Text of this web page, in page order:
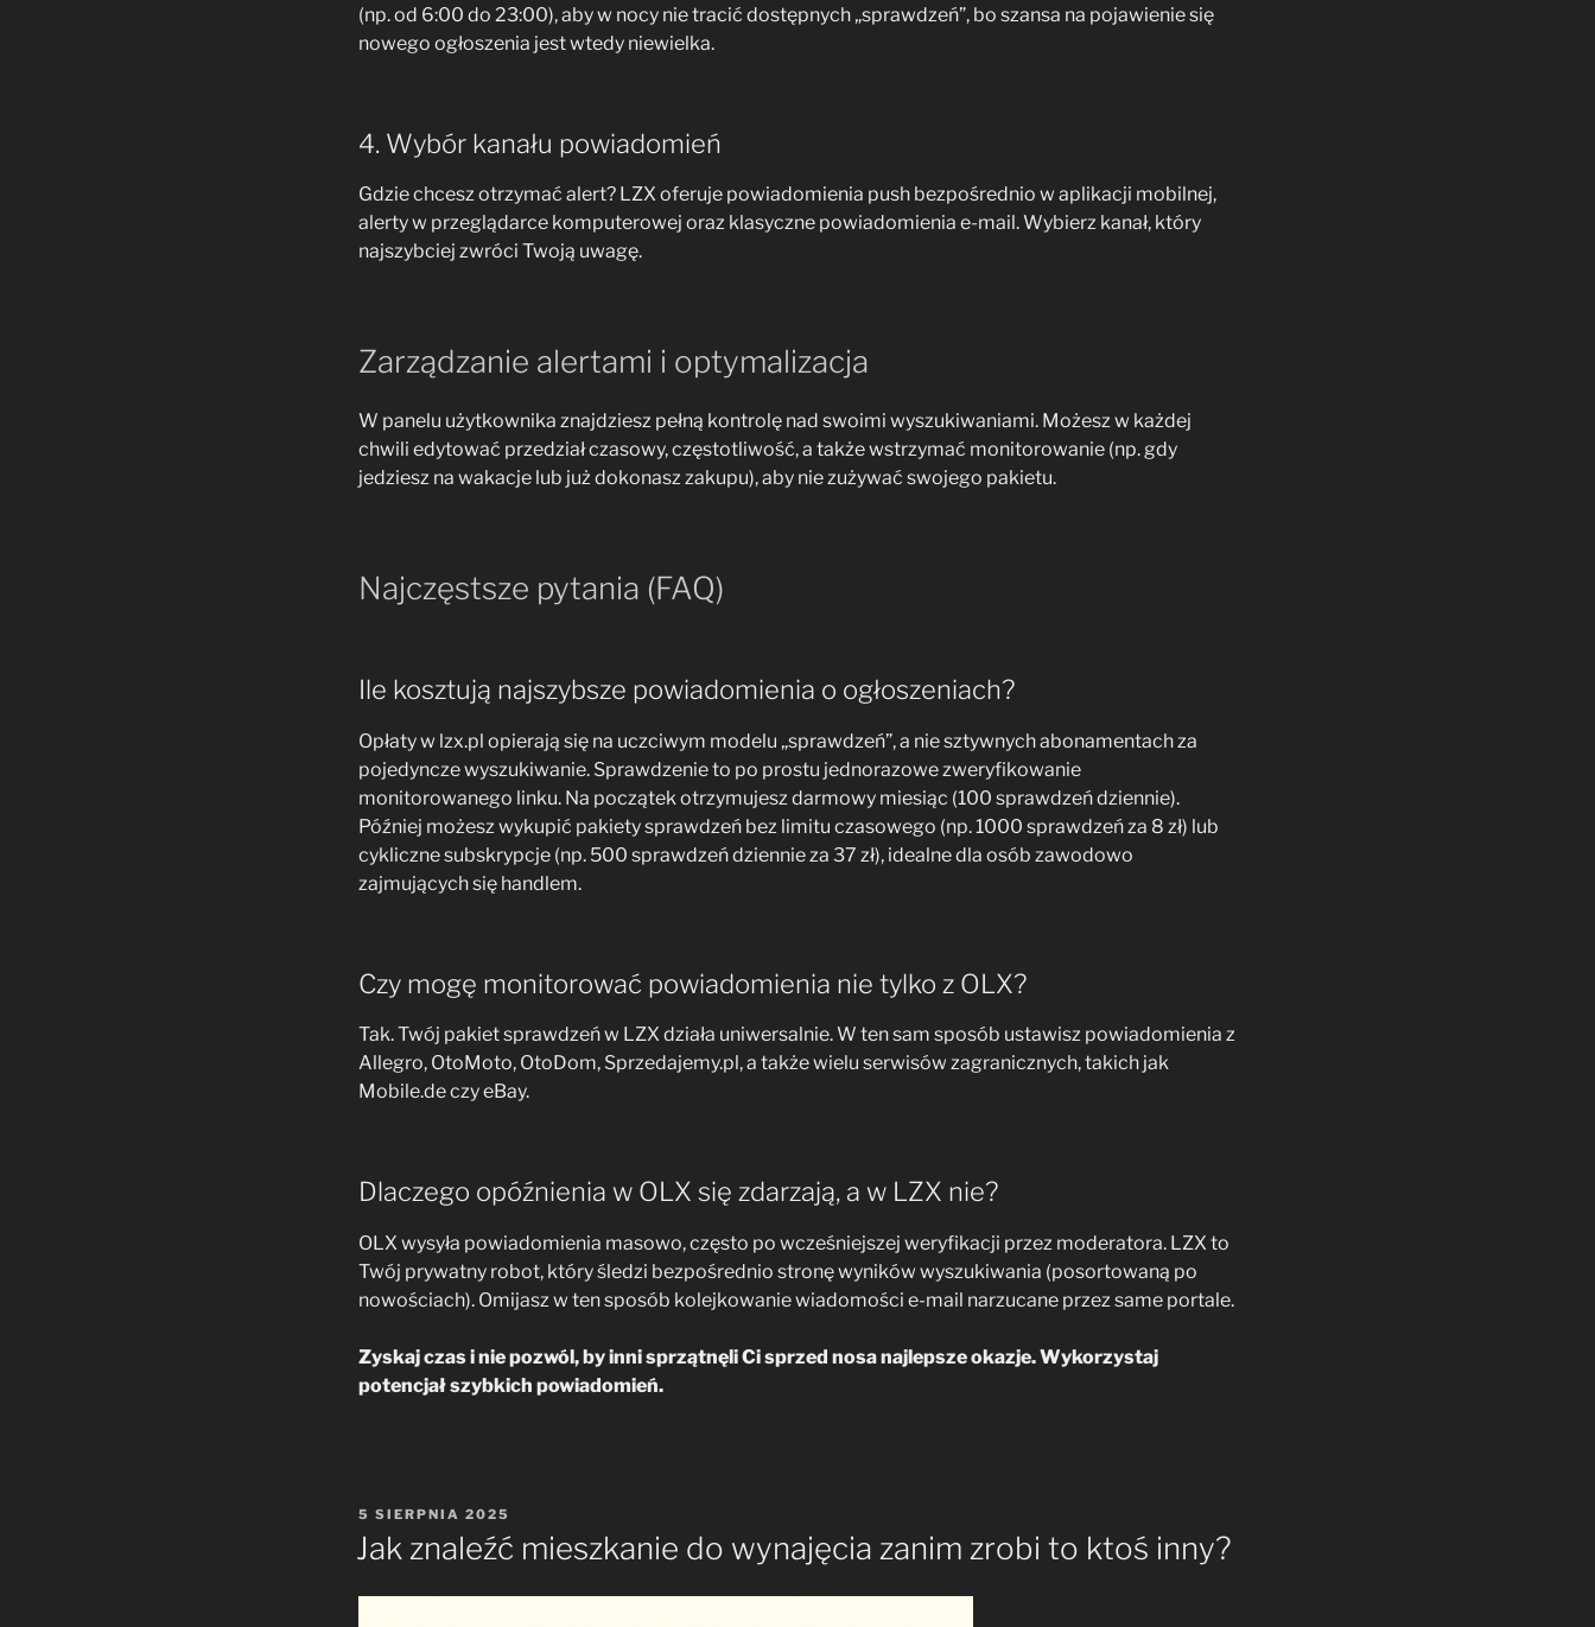
(np. od 6:00 do 23:00), aby w nocy nie tracić dostępnych „sprawdzeń”, bo szansa na pojawienie się
nowego ogłoszenia jest wtedy niewielka.
4. Wybór kanału powiadomień
Gdzie chcesz otrzymać alert? LZX oferuje powiadomienia push bezpośrednio w aplikacji mobilnej,
alerty w przeglądarce komputerowej oraz klasyczne powiadomienia e-mail. Wybierz kanał, który
najszybciej zwróci Twoją uwagę.
Zarządzanie alertami i optymalizacja
W panelu użytkownika znajdziesz pełną kontrolę nad swoimi wyszukiwaniami. Możesz w każdej
chwili edytować przedział czasowy, częstotliwość, a także wstrzymać monitorowanie (np. gdy
jedziesz na wakacje lub już dokonasz zakupu), aby nie zużywać swojego pakietu.
Najczęstsze pytania (FAQ)
Ile kosztują najszybsze powiadomienia o ogłoszeniach?
Opłaty w lzx.pl opierają się na uczciwym modelu „sprawdzeń”, a nie sztywnych abonamentach za
pojedyncze wyszukiwanie. Sprawdzenie to po prostu jednorazowe zweryfikowanie
monitorowanego linku. Na początek otrzymujesz darmowy miesiąc (100 sprawdzeń dziennie).
Później możesz wykupić pakiety sprawdzeń bez limitu czasowego (np. 1000 sprawdzeń za 8 zł) lub
cykliczne subskrypcje (np. 500 sprawdzeń dziennie za 37 zł), idealne dla osób zawodowo
zajmujących się handlem.
Czy mogę monitorować powiadomienia nie tylko z OLX?
Tak. Twój pakiet sprawdzeń w LZX działa uniwersalnie. W ten sam sposób ustawisz powiadomienia z
Allegro, OtoMoto, OtoDom, Sprzedajemy.pl, a także wielu serwisów zagranicznych, takich jak
Mobile.de czy eBay.
Dlaczego opóźnienia w OLX się zdarzają, a w LZX nie?
OLX wysyła powiadomienia masowo, często po wcześniejszej weryfikacji przez moderatora. LZX to
Twój prywatny robot, który śledzi bezpośrednio stronę wyników wyszukiwania (posortowaną po
nowościach). Omijasz w ten sposób kolejkowanie wiadomości e-mail narzucane przez same portale.
Zyskaj czas i nie pozwól, by inni sprzątnęli Ci sprzed nosa najlepsze okazje. Wykorzystaj
potencjał szybkich powiadomień.
OPUBLIKOWANE
5 SIERPNIA 2025
Jak znaleźć mieszkanie do wynajęcia zanim zrobi to ktoś inny?